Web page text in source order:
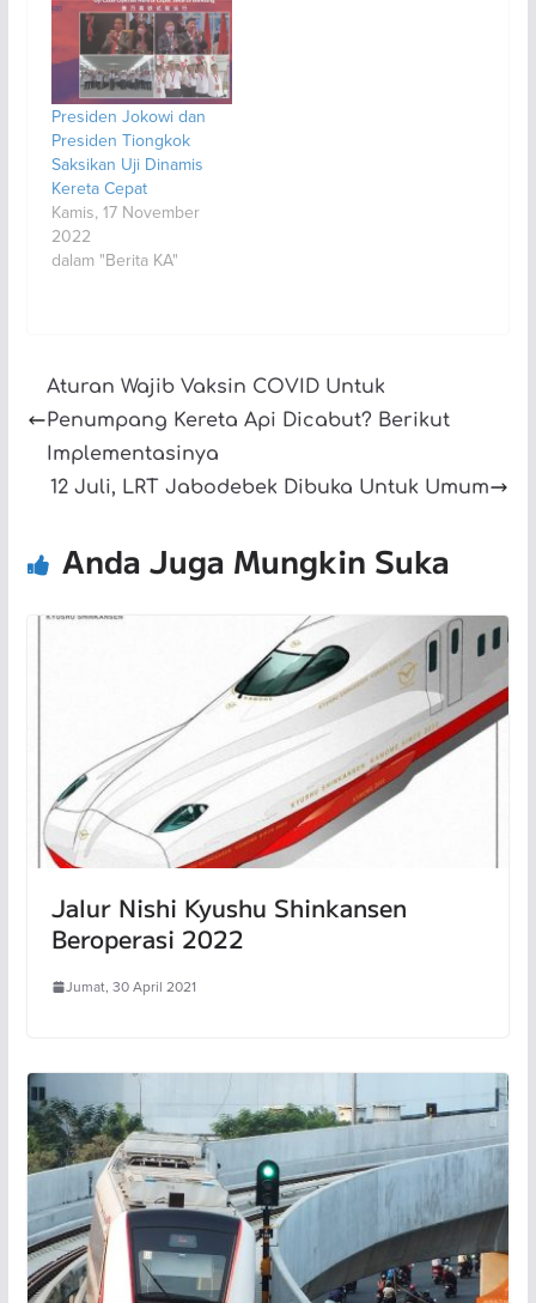
Presiden Jokowi dan
Presiden Tiongkok
Saksikan Uji Dinamis
Kereta Cepat
Kamis, 17 November
2022
dalam "Berita KA"
Aturan Wajib Vaksin COVID Untuk
Penumpang Kereta Api Dicabut? Berikut
Implementasinya
12 Juli, LRT Jabodebek Dibuka Untuk Umum
Anda Juga Mungkin Suka
Jalur Nishi Kyushu Shinkansen
Beroperasi 2022
Jumat, 30 April 2021